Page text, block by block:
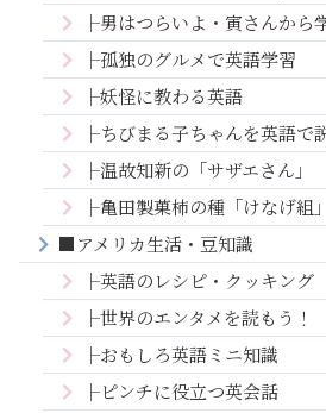
├男はつらいよ・寅さんから
├孤独のグルメで英語学習
├妖怪に教わる英語
├ちびまる子ちゃんを英語で
├温故知新の「サザエさん」
├亀田製菓柿の種「けなげ組」
■アメリカ生活・豆知識
├英語のレシピ・クッキング
├世界のエンタメを読もう！
├おもしろ英語ミニ知識
├ピンチに役立つ英会話